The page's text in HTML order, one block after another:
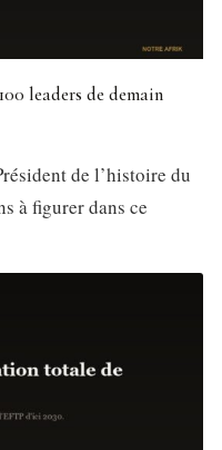
leaders de demain
de l’histoire du
à figurer dans ce